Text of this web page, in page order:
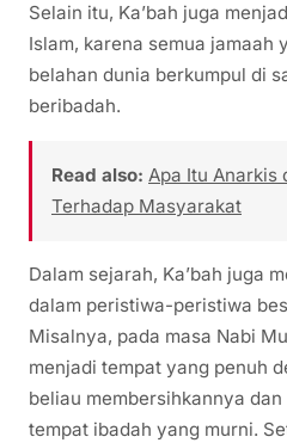
Selain itu, Ka’bah juga
Islam, karena semua jamaah
belahan dunia berkumpul di
beribadah.
Read also: Apa Itu Anarkis
Terhadap Masyarakat
Dalam sejarah, Ka’bah juga
dalam peristiwa-peristiwa
Misalnya, pada masa Nabi
menjadi tempat yang penuh
beliau membersihkannya
tempat ibadah yang murni.